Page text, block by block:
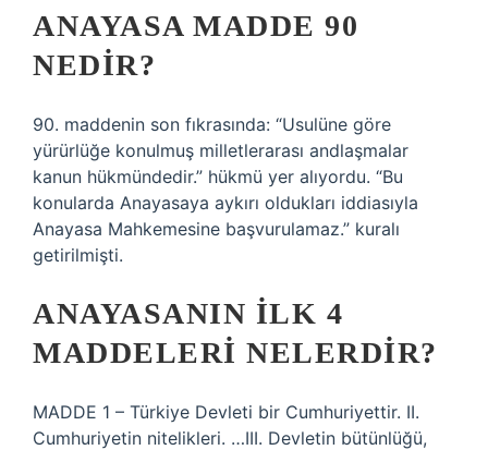
ANAYASA MADDE 90
NEDIR?
90. maddenin son fıkrasında: “Usulüne göre
yürürlüğe konulmuş milletlerarası andlaşmalar
kanun hükmündedir.” hükmü yer alıyordu. “Bu
konularda Anayasaya aykırı oldukları iddiasıyla
Anayasa Mahkemesine başvurulamaz.” kuralı
getirilmişti.
ANAYASANIN ILK 4
MADDELERI NELERDIR?
MADDE 1 – Türkiye Devleti bir Cumhuriyettir. II.
Cumhuriyetin nitelikleri. …III. Devletin bütünlüğü,